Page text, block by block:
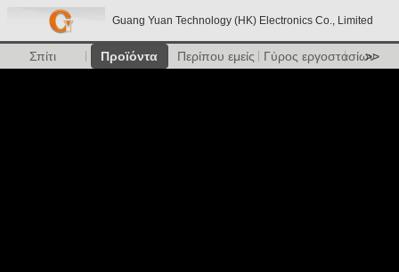
Guang Yuan Technology (HK) Electronics Co., Limited
Σπίτι Προϊόντα Περίπου εμείς Γύρος εργοστασίων
>>